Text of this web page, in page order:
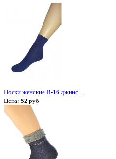
Носки женские В-16 джинс...
Цена: 52 руб